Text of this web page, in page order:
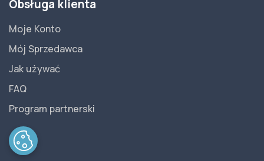
Obsługa klienta
Moje Konto
Mój Sprzedawca
Jak używać
FAQ
Program partnerski